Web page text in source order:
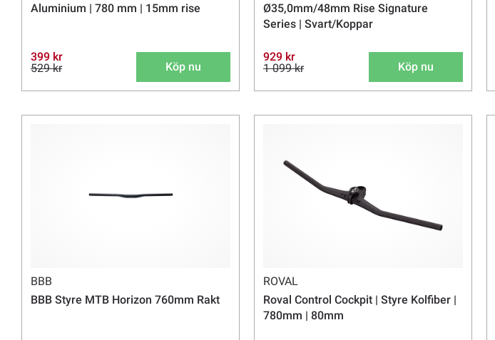
Aluminium | 780 mm | 15mm rise
399 kr
529 kr
Köp nu
Ø35,0mm/48mm Rise Signature
Series | Svart/Koppar
929 kr
1 099 kr
Köp nu
BBB
BBB Styre MTB Horizon 760mm Rakt
ROVAL
Roval Control Cockpit | Styre Kolfiber |
780mm | 80mm